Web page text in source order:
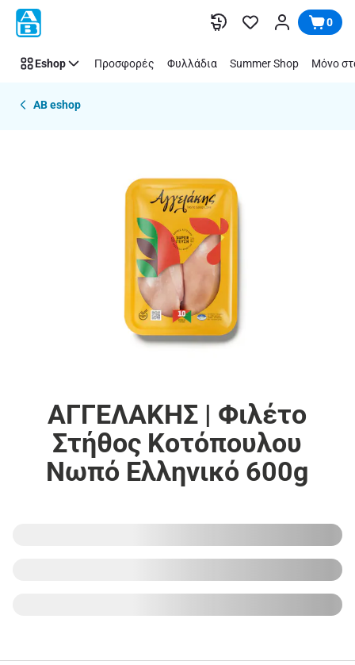
Παράλειψη 0
Eshop Προσφορές Φυλλάδια Summer Shop Μόνο
AB eshop
ΑΓΓΕΛΑΚΗΣ | Φιλέτο
Στήθος Κοτόπουλου
Νωπό Ελληνικό 600g